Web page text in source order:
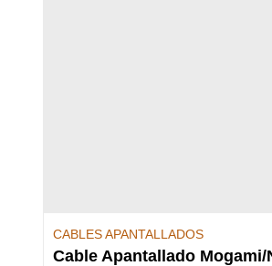
CABLES APANTALLADOS
Cable Apantallado Mogami/